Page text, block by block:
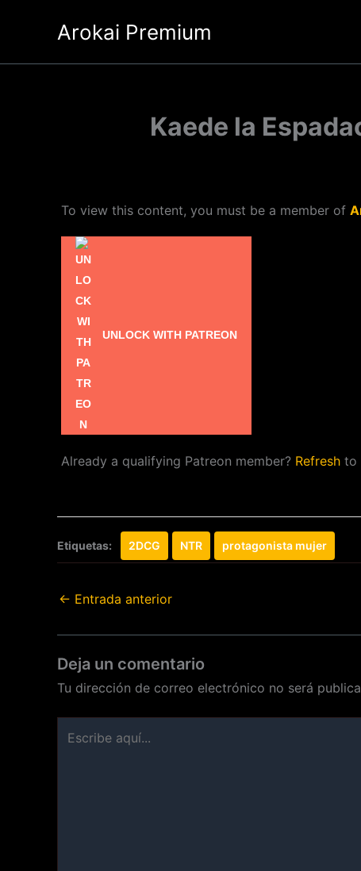
Arokai Premium
Kaede la
To view this content, you must be a member of
UNLOCK WITH PATREON
Already a qualifying Patreon member? Refresh to
Etiquetas: 2DCG NTR protagonista mujer
← Entrada anterior
Deja un comentario
Tu dirección de correo electrónico no será
aquí...